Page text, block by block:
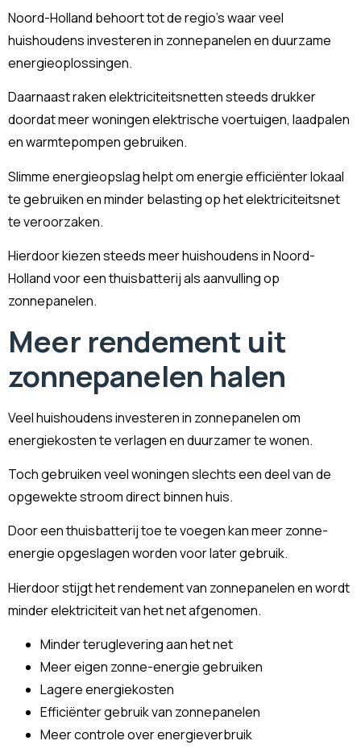
Noord-Holland behoort tot de regio’s waar veel
huishoudens investeren in zonnepanelen en duurzame
energieoplossingen.
Daarnaast raken elektriciteitsnetten steeds drukker
doordat meer woningen elektrische voertuigen, laadpalen
en warmtepompen gebruiken.
Slimme energieopslag helpt om energie efficiënter lokaal
te gebruiken en minder belasting op het elektriciteitsnet
te veroorzaken.
Hierdoor kiezen steeds meer huishoudens in Noord-
Holland voor een thuisbatterij als aanvulling op
zonnepanelen.
Meer rendement uit
zonnepanelen halen
Veel huishoudens investeren in zonnepanelen om
energiekosten te verlagen en duurzamer te wonen.
Toch gebruiken veel woningen slechts een deel van de
opgewekte stroom direct binnen huis.
Door een thuisbatterij toe te voegen kan meer zonne-
energie opgeslagen worden voor later gebruik.
Hierdoor stijgt het rendement van zonnepanelen en wordt
minder elektriciteit van het net afgenomen.
Minder teruglevering aan het net
Meer eigen zonne-energie gebruiken
Lagere energiekosten
Efficiënter gebruik van zonnepanelen
Meer controle over energieverbruik